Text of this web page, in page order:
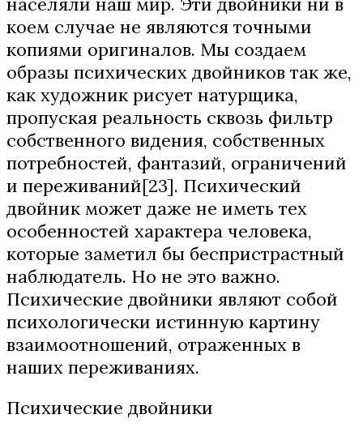
коем случае не являются точными
копиями оригиналов. Мы создаем
образы психических двойников так же,
как художник рисует натурщика,
пропуская реальность сквозь фильтр
собственного видения, собственных
потребностей, фантазий, ограничений
и переживаний[23]. Психический
двойник может даже не иметь тех
особенностей характера человека,
которые заметил бы беспристрастный
наблюдатель. Но не это важно.
Психические двойники являют собой
психологически истинную картину
взаимоотношений, отраженных в
наших переживаниях.
Психические двойники